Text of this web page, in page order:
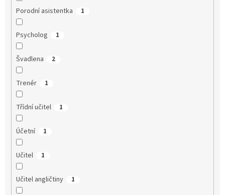
Porodní asistentka 1
Psycholog 1
Švadlena 2
Trenér 1
Třídní učitel 1
Účetní 1
Učitel 1
Učitel angličtiny 1